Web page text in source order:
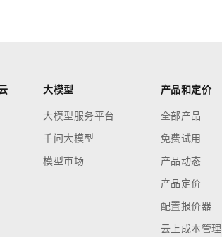
大模型
大模型服务平台
千问大模型
模型市场
产品和定价
全部产品
免费试用
产品动态
产品定价
配置报价器
云上成本管理